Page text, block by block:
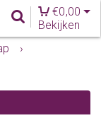
€0,00
Bekijken
›